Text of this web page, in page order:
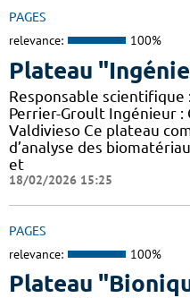
PAGES
relevance: 100%
Plateau
Responsable
Perrier-Groult Ingénieur :
Valdivieso Ce plateau
d’analyse des
et
18/02/2026 15:25
PAGES
relevance: 100%
Plateau